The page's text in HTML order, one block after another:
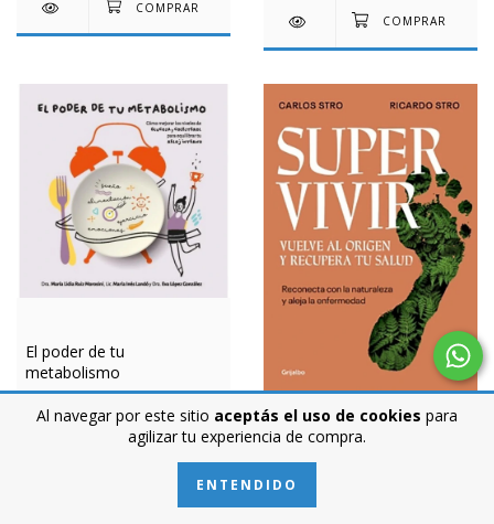
Al navegar por este sitio aceptás el uso de cookies para
agilizar tu experiencia de compra.
ENTENDIDO
El poder de tu
metabolismo
$9.999,00
Super vivir
$44.599,00